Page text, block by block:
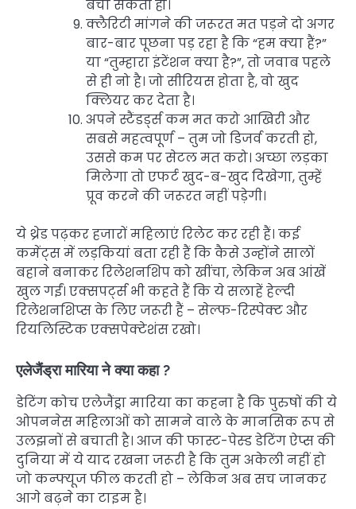
बचा सकती हो।
क्लैरिटी मांगने की जरूरत मत पड़ने दो अगर
बार-बार पूछना पड़ रहा है कि “हम क्या हैं?”
या “तुम्हारा इंटेंशन क्या है?”, तो जवाब पहले
से ही नो है। जो सीरियस होता है, वो खुद
क्लियर कर देता है।
अपने स्टैंडर्ड्स कम मत करो आखिरी और
सबसे महत्वपूर्ण – तुम जो डिजर्व करती हो,
उससे कम पर सेटल मत करो। अच्छा लड़का
मिलेगा तो एफर्ट खुद-ब-खुद दिखेगा, तुम्हें
प्रूव करने की जरूरत नहीं पड़ेगी।
ये थ्रेड पढ़कर हजारों महिलाएं रिलेट कर रही हैं। कई
कमेंट्स में लड़कियां बता रही हैं कि कैसे उन्होंने सालों
बहाने बनाकर रिलेशनशिप को खींचा, लेकिन अब आंखें
खुल गईं। एक्सपर्ट्स भी कहते हैं कि ये सलाहें हेल्दी
रिलेशनशिप्स के लिए जरूरी हैं – सेल्फ-रिस्पेक्ट और
रियलिस्टिक एक्सपेक्टेशंस रखो।
एलेजैंड्रा मारिया ने क्या कहा ?
डेटिंग कोच एलेजैंड्रा मारिया का कहना है कि पुरुषों की ये
ओपननेस महिलाओं को सामने वाले के मानसिक रूप से
उलझनों से बचाती है। आज की फास्ट-पेस्ड डेटिंग ऐप्स की
दुनिया में ये याद रखना जरूरी है कि तुम अकेली नहीं हो
जो कन्फ्यूज फील करती हो – लेकिन अब सच जानकर
आगे बढ़ने का टाइम है।